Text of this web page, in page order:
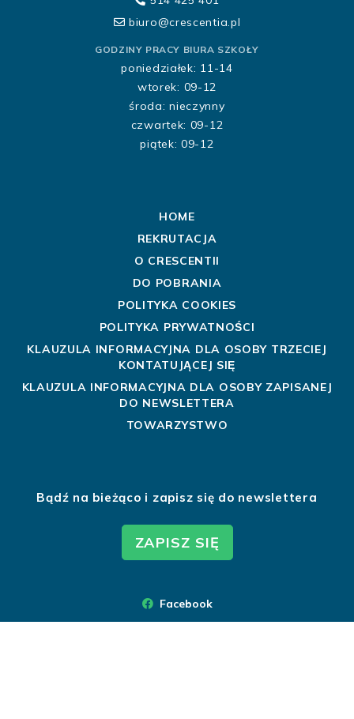
biuro@crescentia.pl
GODZINY PRACY BIURA SZKOŁY
poniedziałek: 11-14
wtorek: 09-12
środa: nieczynny
czwartek: 09-12
piątek: 09-12
HOME
REKRUTACJA
O CRESCENTII
DO POBRANIA
POLITYKA COOKIES
POLITYKA PRYWATNOŚCI
KLAUZULA INFORMACYJNA DLA OSOBY TRZECIEJ
KONTATUJĄCEJ SIĘ
KLAUZULA INFORMACYJNA DLA OSOBY ZAPISANEJ
DO NEWSLETTERA
TOWARZYSTWO
Bądź na bieżąco i zapisz się do newslettera
ZAPISZ SIĘ
Facebook